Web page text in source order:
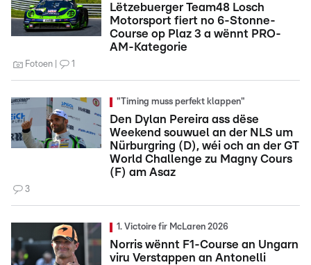
Lëtzebuerger Team48 Losch
Motorsport fiert no 6-Stonne-
Course op Plaz 3 a wënnt PRO-
AM-Kategorie
Fotoen 1
"Timing muss perfekt klappen"
Den Dylan Pereira ass dëse
Weekend souwuel an der NLS um
Nürburgring (D), wéi och an der GT
World Challenge zu Magny Cours
(F) am Asaz
3
1. Victoire fir McLaren 2026
Norris wënnt F1-Course an Ungarn
viru Verstappen an Antonelli